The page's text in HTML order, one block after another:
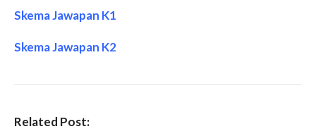
Skema Jawapan K1
Skema Jawapan K2
Related Post: